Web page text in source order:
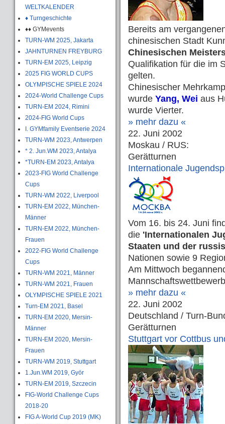
WELTKALENDER
♦ Turngeschichte
♦♦ GYMevents
TURN-WM 2025, Jakarta
JAHNTURNEN FREYBURG
TURN-EM 2025, Leipzig
2025 FIG WORLD CUPS
OLYMPISCHE SPIELE 2024
2024-World Challenge Cups
TURN-EM 2024, Rimini
2024-FIG World Cups
I. GYMfamily Eventserie 2024
TURN-WM 2023, Antwerpen
* 2. Jun.WM 2023, Antalya
*TURN-EM 2023, Antalya
2023-FIG World Challenge
Cups
TURN-WM 2022, Liverpool
TURN-EM 2022, München-
Männer
TURN-EM 2022, München-
Frauen
2022-FIG World Challenge
Cups
TURN-WM 2021, Männer
TURN-WM 2021, Frauen
OLYMPISCHE SPIELE 2021
Turn-EM 2021, Basel
TURN-EM 2020, Mersin-
Männer
TURN-EM 2020, Mersin-
Frauen
TURN-WM 2019, Stuttgart
1.Jun.WM 2019, Györ
TURN-EM 2019, Szczecin
FIG-World Challenge Cups
2018-20
FIG A-World Cup 2019 (MK)
Bereits am
chinesischen Stadt
Chinesischen
Qualifikation für die im
gelten.
Chinesischer
wurde Yang, Wei aus
wurde Vierter.
» mehr dazu «
22. Juni 2002
Moskau / RUS:
Gerätturnen
Internationale
Vom 16. bis 24. Juni
die 'Internationalen
Staaten und der
Nationen sowie 9
Am Mittwoch
» mehr dazu «
22. Juni 2002
Deutschland / Turn-
Gerätturnen
Stuttgart vor Cottbus